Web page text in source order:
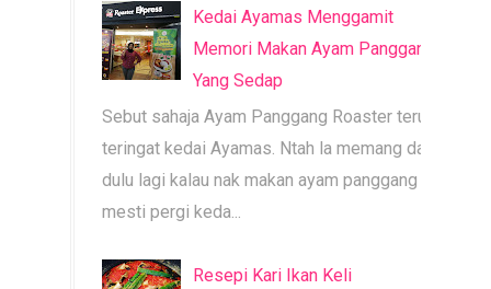
Kedai Ayamas Menggamit
Memori Makan Ayam Panggang
Yang Sedap
Sebut sahaja Ayam Panggang Roaster terus
teringat kedai Ayamas. Ntah la memang dari
dulu lagi kalau nak makan ayam panggang
mesti pergi keda...
Resepi Kari Ikan Keli